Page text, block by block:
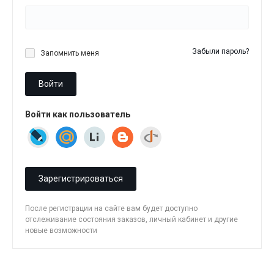
Запомнить меня Забыли пароль?
Войти
Войти как пользователь
Зарегистрироваться
После регистрации на сайте вам будет доступно
отслеживание состояния заказов, личный кабинет и другие
новые возможности